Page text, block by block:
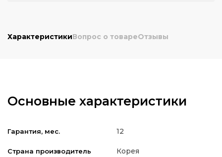
ХарактеристикиВопрос о товареОтзывы
Основные характеристики
Гарантия, мес. 12
Страна производитель Корея